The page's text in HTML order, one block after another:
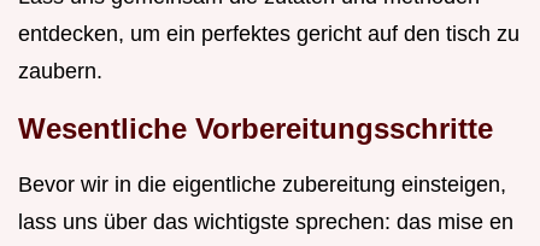
entdecken, um ein perfektes gericht auf den tisch zu
zaubern.
Wesentliche Vorbereitungsschritte
Bevor wir in die eigentliche zubereitung einsteigen,
lass uns über das wichtigste sprechen: das mise en